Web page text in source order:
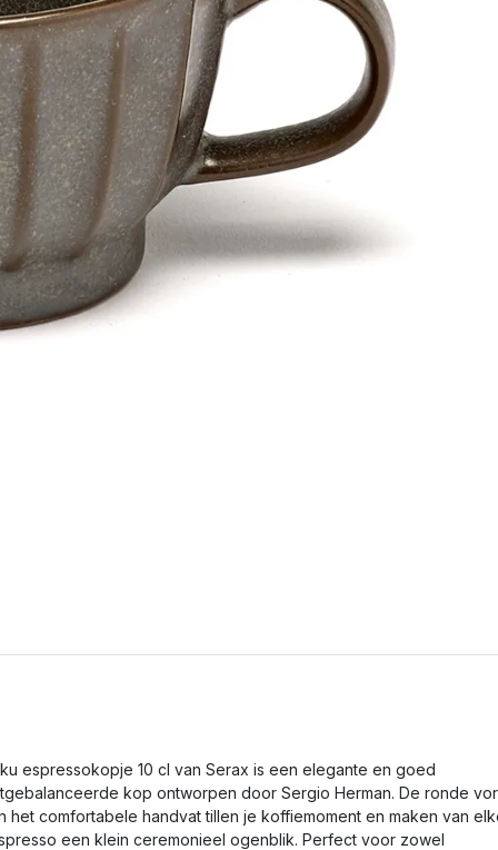
espressokopje 10 cl van Serax is een elegante en goed
kop ontworpen door Sergio Herman. De ronde
het comfortabele handvat tillen je koffiemoment en maken van
een klein ceremonieel ogenblik. Perfect voor zowel